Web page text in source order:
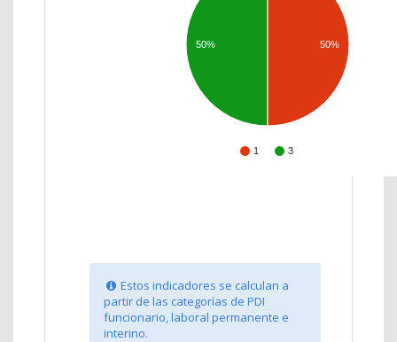
1 3
50% 50%
Estos indicadores se calculan a
partir de las categorías de PDI
funcionario, laboral permanente e
interino.